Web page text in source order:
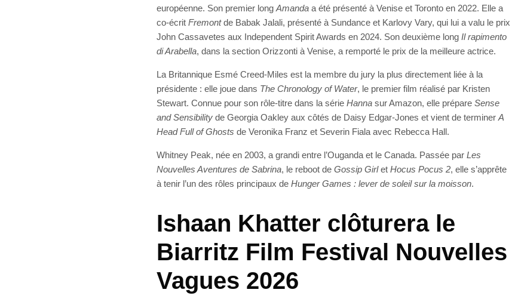
européenne. Son premier long Amanda a été présenté à Venise et Toronto en 2022. Elle a
co-écrit Fremontde Babak Jalali, présenté à Sundance et Karlovy Vary, qui lui a valu le prix
John Cassavetes aux Independent Spirit Awards en 2024. Son deuxième long Il rapimento
di Arabella, dans la section Orizzonti à Venise, a remporté le prix de la meilleure actrice.
La Britannique Esmé Creed-Miles est la membre du jury la plus directement liée à la
présidente : elle joue dans The Chronology of Water, le premier film réalisé par Kristen
Stewart. Connue pour son rôle-titre dans la série Hanna sur Amazon, elle prépare Sense
and Sensibility de Georgia Oakley aux côtés de Daisy Edgar-Jones et vient de terminer A
Head Full of Ghosts de Veronika Franz et Severin Fiala avec Rebecca Hall.
Whitney Peak, née en 2003, a grandi entre l’Ouganda et le Canada. Passée par Les
Nouvelles Aventures de Sabrina, le reboot de Gossip Girlet Hocus Pocus 2, elle s’apprête
à tenir l’un des rôles principaux de Hunger Games : lever de soleil sur la moisson.
Ishaan Khatter clôturera le
Biarritz Film Festival Nouvelles
Vagues 2026